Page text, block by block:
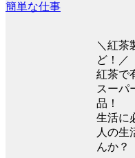
簡単な仕事
＼紅茶
ど！／
紅茶で
スーパ
品！
生活に
人の生
んか？